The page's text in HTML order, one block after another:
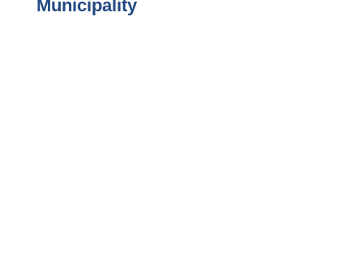
Municipality